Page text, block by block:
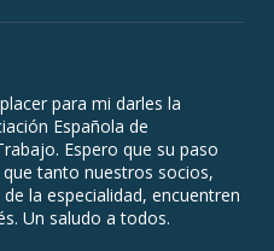
para mi darles la
Española de
Espero que su paso
tanto nuestros socios,
la especialidad, encuentren
Un saludo a todos.